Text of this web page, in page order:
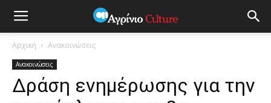
Αρχική Ανακοινώσεις
Ανακοινώσεις
Δράση ενημέρωσης για την